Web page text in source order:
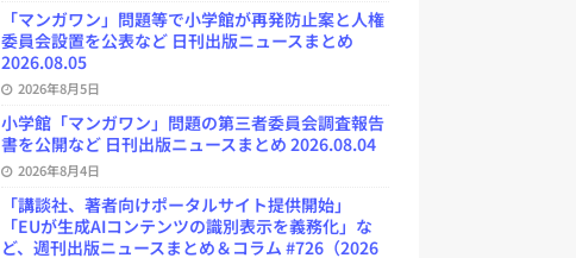
「マンガワン」問題等で小学館が再発防止案と人権
委員会設置を公表など 日刊出版ニュースまとめ
2026.08.05
2026年8月5日
小学館「マンガワン」問題の第三者委員会調査報告
書を公開など 日刊出版ニュースまとめ 2026.08.04
2026年8月4日
「講談社、著者向けポータルサイト提供開始」
「EUが生成AIコンテンツの識別表示を義務化」な
ど、週刊出版ニュースまとめ＆コラム #726（2026